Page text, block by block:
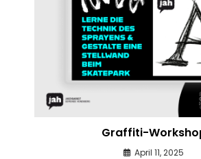
Graffiti-
April 11, 2025